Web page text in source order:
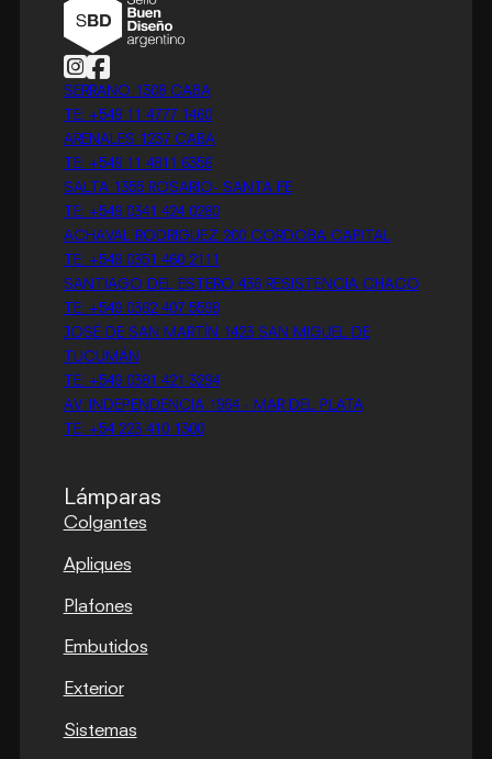
Follow us on Instagram
Follow us on Facebook
SERRANO 1308 CABA
TE: +549 11 4777 1460
ARENALES 1237 CABA
TE: +549 11 4811 6356
SALTA 1355 ROSARIO- SANTA FE
TE: +549 0341 424 0280
ACHAVAL RODRIGUEZ 200 CORDOBA CAPITAL
TE: +549 0351 460 2111
SANTIAGO DEL ESTERO 436 RESISTENCIA CHACO
TE: +549 0362 407 5598
JOSÉ DE SAN MARTÍN 1423 SAN MIGUEL DE
TUCUMÁN
TE: +549 0381 421 3294
AV. INDEPENDENCIA 1964 - MAR DEL PLATA
TE: +54 223 410 1300
Lámparas
Colgantes
Apliques
Plafones
Embutidos
Exterior
Sistemas